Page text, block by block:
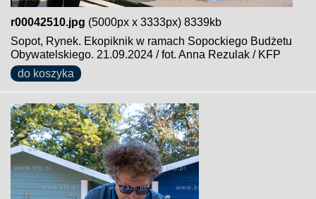
r00042510.jpg (5000px x 3333px) 8339kb
Sopot, Rynek. Ekopiknik w ramach Sopockiego Budżetu
Obywatelskiego. 21.09.2024 / fot. Anna Rezulak / KFP
do koszyka